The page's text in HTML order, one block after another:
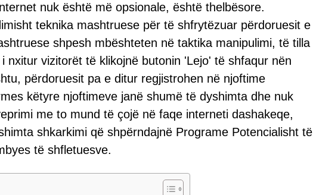
nuk është më opsionale, është thelbësore.
teknika mashtruese për të shfrytëzuar përdoruesit e
shpesh mbështeten në taktika manipulimi, të tilla
nxitur vizitorët të klikojnë butonin 'Lejo' të shfaqur nën
përdoruesit pa e ditur regjistrohen në njoftime
këtyre njoftimeve janë shumë të dyshimta dhe nuk
me to mund të çojë në faqe interneti dashakeqe,
shkarkimi që shpërndajnë Programe Potencialisht të
të shfletuesve.